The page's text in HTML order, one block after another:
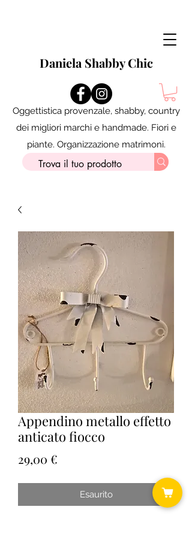
Daniela Shabby Chic
Oggettistica provenzale, shabby, country
dei migliori marchi e handmade. Fiori e
piante. Organizzazione matrimoni.
Appendino metallo effetto
anticato fiocco
29,00 €
Esaurito